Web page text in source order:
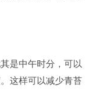
是中午时分，可以
这样可以减少青苔